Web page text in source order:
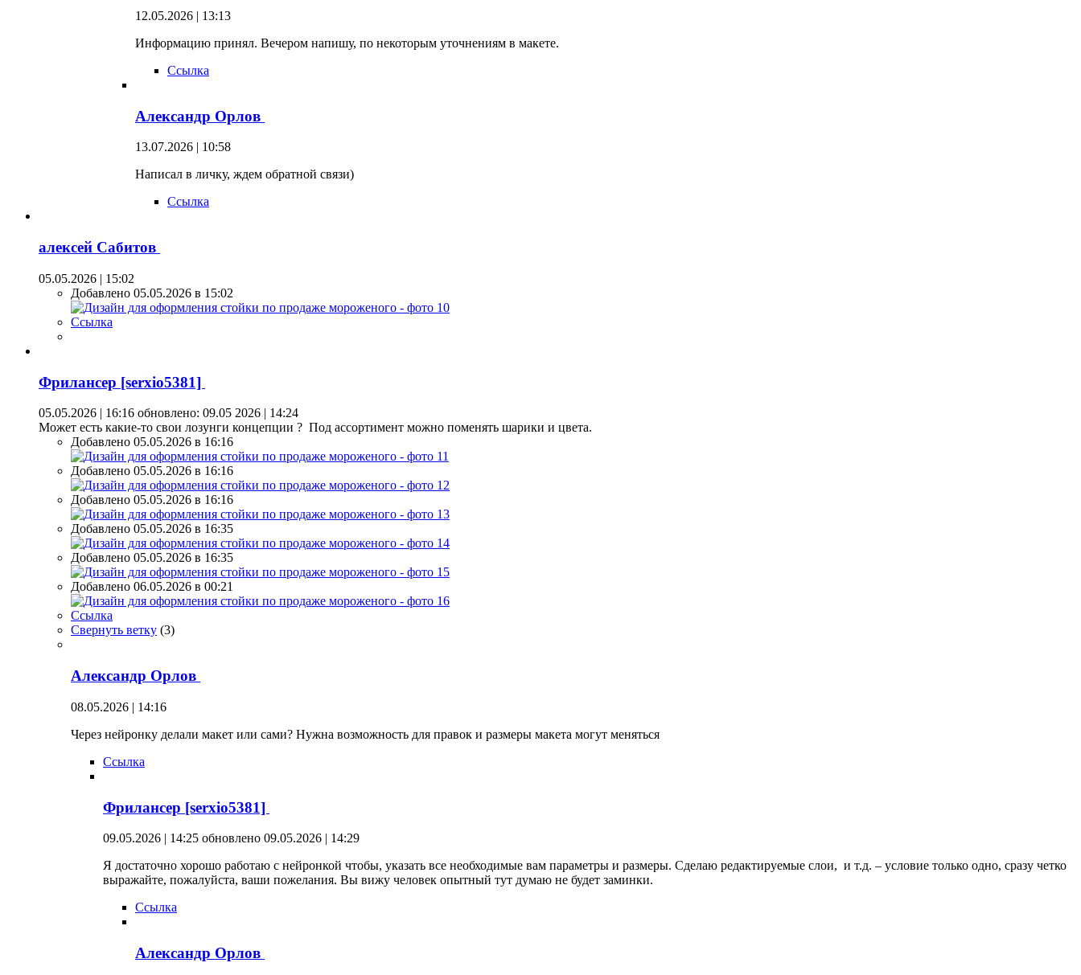
12.05.2026 | 13:13
Информацию принял. Вечером напишу, по некоторым уточнениям в макете.
Ссылка
Александр Орлов
13.07.2026 | 10:58
Написал в личку, ждем обратной связи)
Ссылка
алексей Сабитов
05.05.2026 | 15:02
Добавлено 05.05.2026 в 15:02
Ссылка
Фрилансер [serxio5381]
05.05.2026 | 16:16 обновлено: 09.05 2026 | 14:24
Может есть какие-то свои лозунги концепции ? Под ассортимент можно поменять шарики и цвета.
Добавлено 05.05.2026 в 16:16
Добавлено 05.05.2026 в 16:16
Добавлено 05.05.2026 в 16:16
Добавлено 05.05.2026 в 16:35
Добавлено 05.05.2026 в 16:35
Добавлено 06.05.2026 в 00:21
Ссылка
Свернуть ветку (3)
Александр Орлов
08.05.2026 | 14:16
Через нейронку делали макет или сами? Нужна возможность для правок и размеры макета могут меняться
Ссылка
Фрилансер [serxio5381]
09.05.2026 | 14:25 обновлено 09.05.2026 | 14:29
Я достаточно хорошо работаю с нейронкой чтобы, указать все необходимые вам параметры и размеры. Сделаю редактируемые слои, и т.д. – условие только одно, сразу четко
выражайте, пожалуйста, ваши пожелания. Вы вижу человек опытный тут думаю не будет заминки.
Ссылка
Александр Орлов